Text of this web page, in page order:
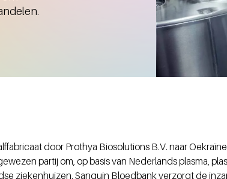
door Prothya Biosolutions B.V. naar
partij om, op basis van Nederlands plasma,
ziekenhuizen. Sanquin Bloedbank verzorgt de